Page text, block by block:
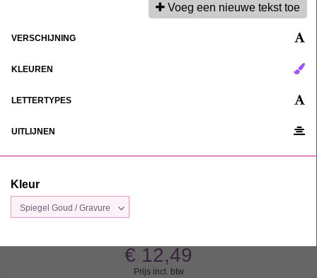
Taarttopper Eigen Ontwerp Gravure:
€ 12,49
Prijs incl. btw
Voeg een nieuwe tekst toe
VERSCHIJNING
KLEUREN
LETTERTYPES
UITLIJNEN
Kleur